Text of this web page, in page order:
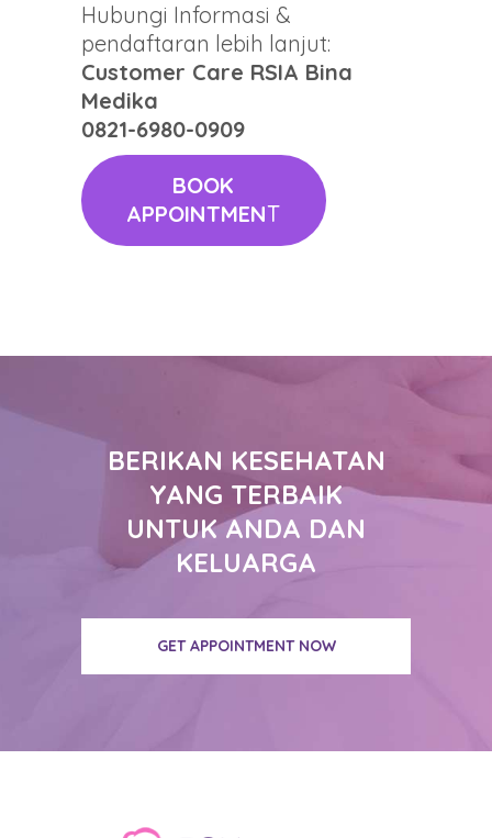
Hubungi Informasi &
pendaftaran lebih lanjut:
Customer Care RSIA Bina
Medika
0821-6980-0909
BOOK
APPOINTMENT
BERIKAN KESEHATAN
YANG TERBAIK
UNTUK ANDA DAN
KELUARGA
GET APPOINTMENT NOW